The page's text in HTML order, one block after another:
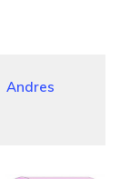
Andres